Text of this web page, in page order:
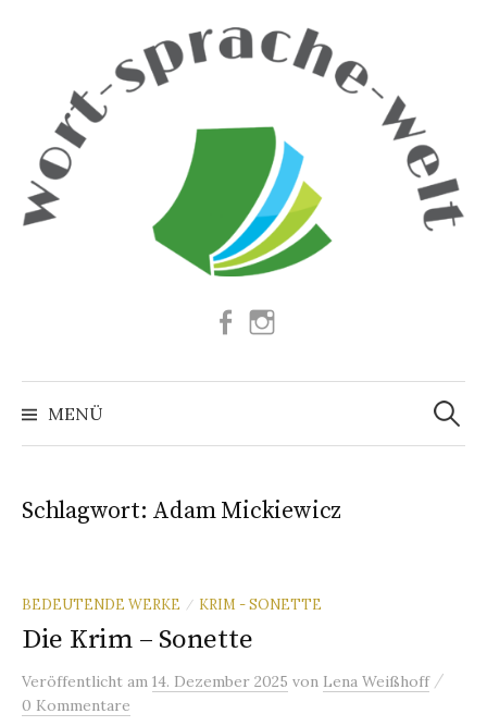
Facebook
MENÜ
Suchen
nach:
Schlagwort: Adam Mickiewicz
BEDEUTENDE WERKE / KRIM - SONETTE
Die Krim – Sonette
Veröffentlicht am 14. Dezember 2025 von Lena Weißhoff /
0 Kommentare